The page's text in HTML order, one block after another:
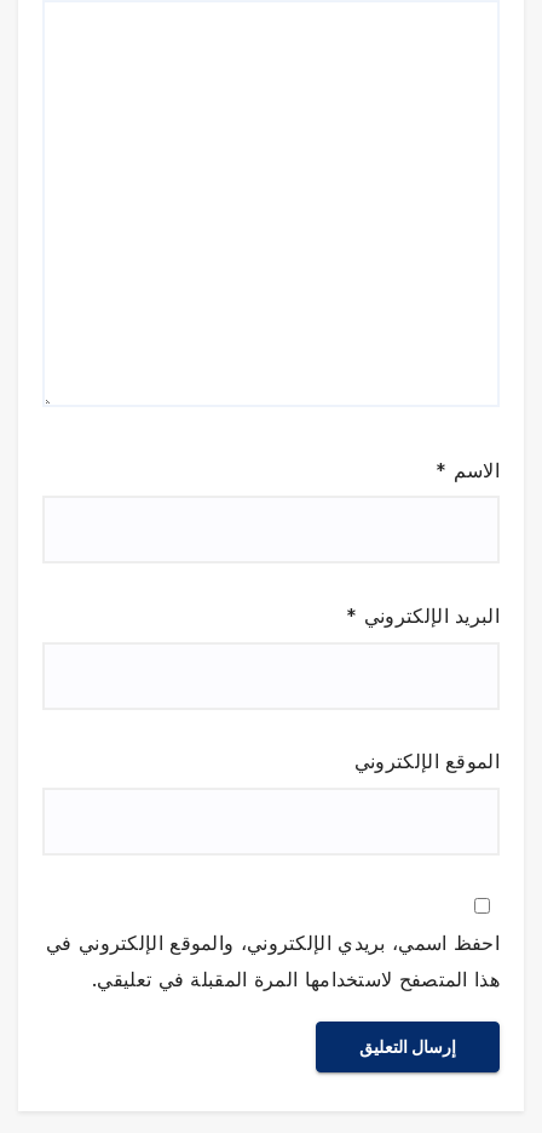
الاسم *
البريد الإلكتروني *
الموقع الإلكتروني
احفظ اسمي، بريدي الإلكتروني، والموقع الإلكتروني في
هذا المتصفح لاستخدامها المرة المقبلة في تعليقي.